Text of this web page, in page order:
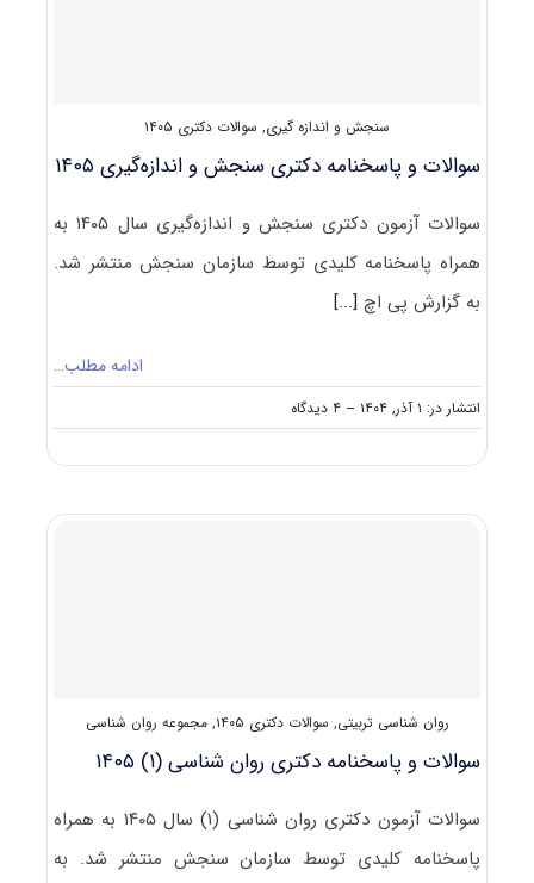
سنجش و اندازه گیری, سوالات دکتری ۱۴۰۵
سوالات و پاسخنامه دکتری سنجش و اندازه‌گیری ۱۴۰۵
سوالات آزمون دکتری سنجش و اندازه‌گیری سال ۱۴۰۵ به
همراه پاسخنامه کلیدی توسط سازمان سنجش منتشر شد.
به گزارش پی اچ[...]
ادامه مطلب…
انتشار در: ۱ آذر, ۱۴۰۴ -- ۴ دیدگاه
on
سوالات
سنجش
روان شناسی تربیتی, سوالات دکتری ۱۴۰۵ ,مجموعه روان شناسی
سوالات و پاسخنامه دکتری روان شناسی (۱) ۱۴۰۵
سوالات آزمون دکتری روان شناسی (۱) سال ۱۴۰۵ به همراه
پاسخنامه کلیدی توسط سازمان سنجش منتشر شد. به